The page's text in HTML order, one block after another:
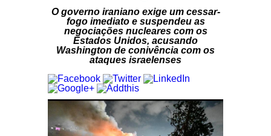
O governo iraniano exige um cessar-
fogo imediato e suspendeu as
negociações nucleares com os
Estados Unidos, acusando
Washington de conivência com os
ataques israelenses